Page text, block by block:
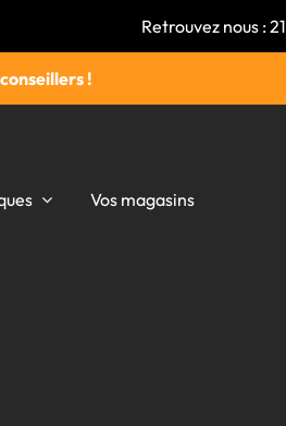
Retrouvez nous :
!
Vos magasins